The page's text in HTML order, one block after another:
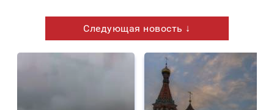
Следующая новость ↓